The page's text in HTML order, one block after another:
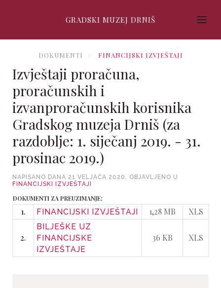
GRADSKI MUZEJ DRNIŠ
DOKUMENTI FINANCIJSKI IZVJEŠTAJI
Izvještaji proračuna,
proračunskih i
izvanproračunskih korisnika
Gradskog muzeja Drniš (za
razdoblje: 1. siječanj 2019. - 31.
prosinac 2019.)
NAPISANO DANA 21 VELJAČA 2020 . OBJAVLJENO U
FINANCIJSKI IZVJEŠTAJI
DOKUMENTI ZA PREUZIMANJE:
1. FINANCIJSKI IZVJEŠTAJI 1,28 MB XLS
2.
BILJEŠKE UZ
FINANCIJSKE
IZVJEŠTAJE
36 KB XLS